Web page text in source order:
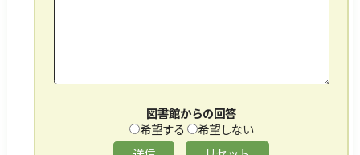
図書館からの回答
希望する
希望しない